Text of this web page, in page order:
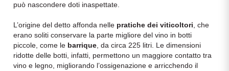
Puglia
Sicilia
Toscana
PROVENIENZA
Vini Lucani
può nascondere doti inaspettate.
L’origine del detto affonda nelle pratiche dei viticoltori , che
erano soliti conservare la parte migliore del vino in botti
piccole, come le barrique , da circa 225 litri. Le dimensioni
ridotte delle botti, infatti, permettono un maggiore contatto tra
vino e legno, migliorando l’ossigenazione e arricchendo il